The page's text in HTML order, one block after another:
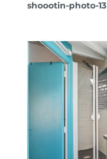
shoootin-photo-13